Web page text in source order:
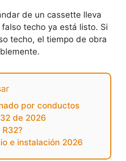
de un cassette lleva
techo ya está listo. Si
techo, el tiempo de obra
por conductos
de 2026
e instalación 2026